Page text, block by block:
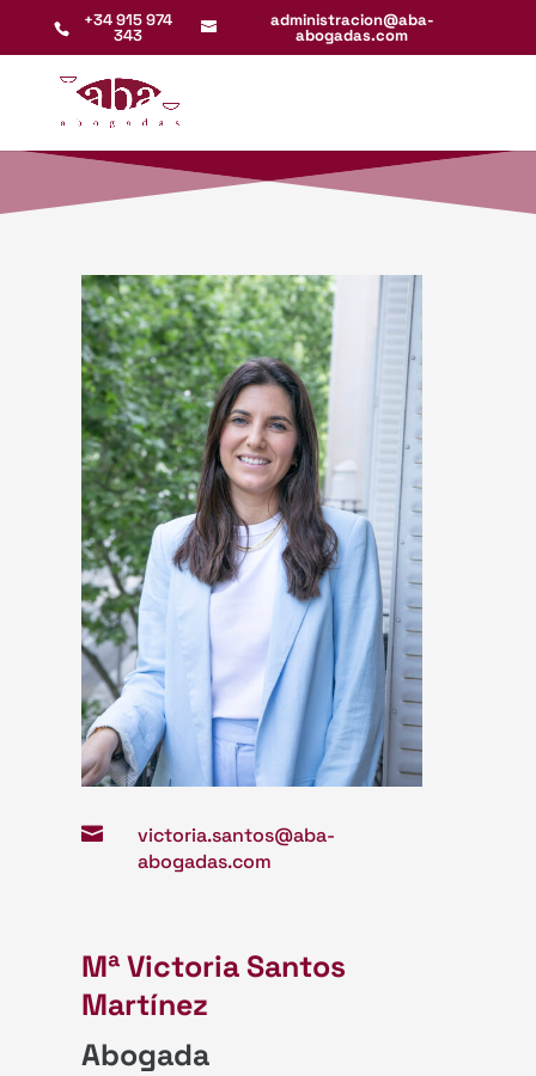
+34 915 974
343
administracion@aba-
abogadas.com

victoria.santos@aba-
abogadas.com
Mª Victoria Santos
Martínez
Abogada